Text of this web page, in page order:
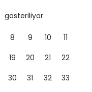
gösteriliyor
8 9 10
11
19 20 21
22
30 31 32
33